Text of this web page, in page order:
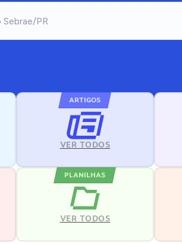
ARTIGOS
VER TODOS
PLANILHAS
VER TODOS